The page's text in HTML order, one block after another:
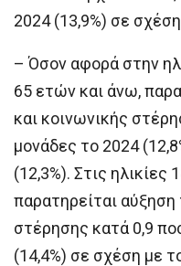
2024 (13,9%) σε
– Όσον αφορά στην
65 ετών και άνω,
και κοινωνικής
μονάδες το 2024
(12,3%). Στις
παρατηρείται αύξηση
στέρησης κατά 0,9
(14,4%) σε σχέση με